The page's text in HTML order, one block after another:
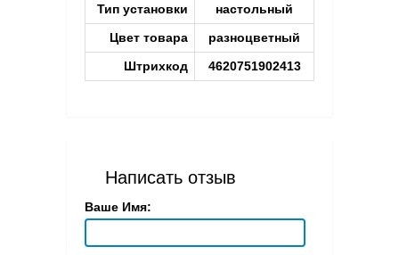
Тип установки
настольный
Цвет товара
разноцветный
Штрихкод
4620751902413
Написать отзыв
Ваше Имя: